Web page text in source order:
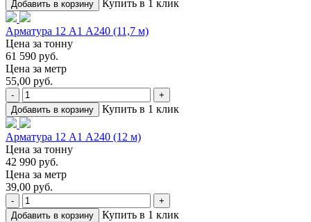
Добавить в корзину Купить в 1 клик
Арматура 12 А1 А240 (11,7 м)
Цена за тонну
61 590 руб.
Цена за метр
55,00 руб.
-
+
Добавить в корзину
Купить в 1 клик
Арматура 12 А1 А240 (12 м)
Цена за тонну
42 990 руб.
Цена за метр
39,00 руб.
-
+
Добавить в корзину
Купить в 1 клик